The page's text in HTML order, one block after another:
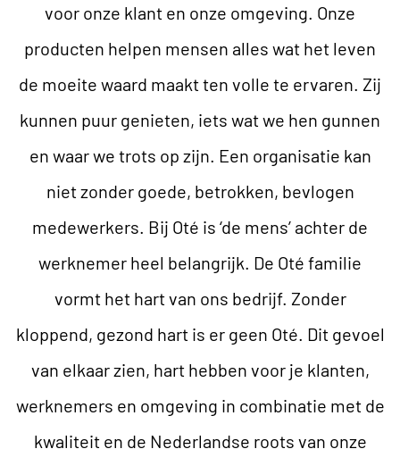
voor onze klant en onze omgeving. Onze
producten helpen mensen alles wat het leven
de moeite waard maakt ten volle te ervaren. Zij
kunnen puur genieten, iets wat we hen gunnen
en waar we trots op zijn. Een organisatie kan
niet zonder goede, betrokken, bevlogen
medewerkers. Bij Oté is ‘de mens’ achter de
werknemer heel belangrijk. De Oté familie
vormt het hart van ons bedrijf. Zonder
kloppend, gezond hart is er geen Oté. Dit gevoel
van elkaar zien, hart hebben voor je klanten,
werknemers en omgeving in combinatie met de
kwaliteit en de Nederlandse roots van onze